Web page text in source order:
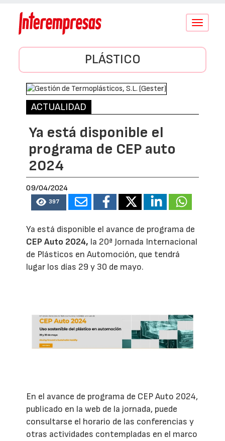
Conmutar
PLÁSTICO
ACTUALIDAD
Ya está disponible el
programa de CEP auto
2024
09/04/2024
397
Ya está disponible el avance de programa de
CEP Auto 2024, la 20ª Jornada Internacional
de Plásticos en Automoción, que tendrá
lugar los días 29 y 30 de mayo.
En el avance de programa de CEP Auto 2024,
publicado en la web de la jornada, puede
consultarse el horario de las conferencias y
otras actividades contempladas en el marco